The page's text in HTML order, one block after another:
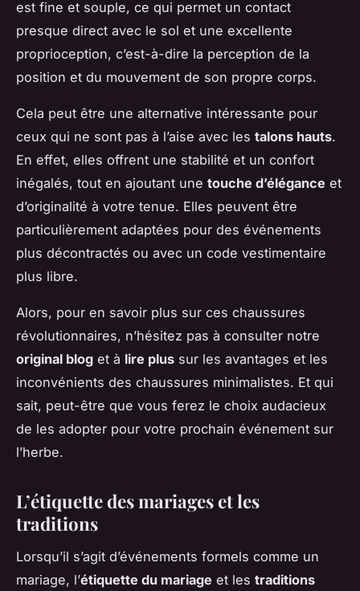
est fine et souple, ce qui permet un contact
presque direct avec le sol et une excellente
proprioception, c’est-à-dire la perception de la
position et du mouvement de son propre corps.
Cela peut être une alternative intéressante pour
ceux qui ne sont pas à l’aise avec les talons hauts.
En effet, elles offrent une stabilité et un confort
inégalés, tout en ajoutant une touche d’élégance et
d’originalité à votre tenue. Elles peuvent être
particulièrement adaptées pour des événements
plus décontractés ou avec un code vestimentaire
plus libre.
Alors, pour en savoir plus sur ces chaussures
révolutionnaires, n’hésitez pas à consulter notre
original blog et à lire plus sur les avantages et les
inconvénients des chaussures minimalistes. Et qui
sait, peut-être que vous ferez le choix audacieux
de les adopter pour votre prochain événement sur
l’herbe.
L’étiquette des mariages et les
traditions
Lorsqu’il s’agit d’événements formels comme un
mariage, l’étiquette du mariage et les traditions